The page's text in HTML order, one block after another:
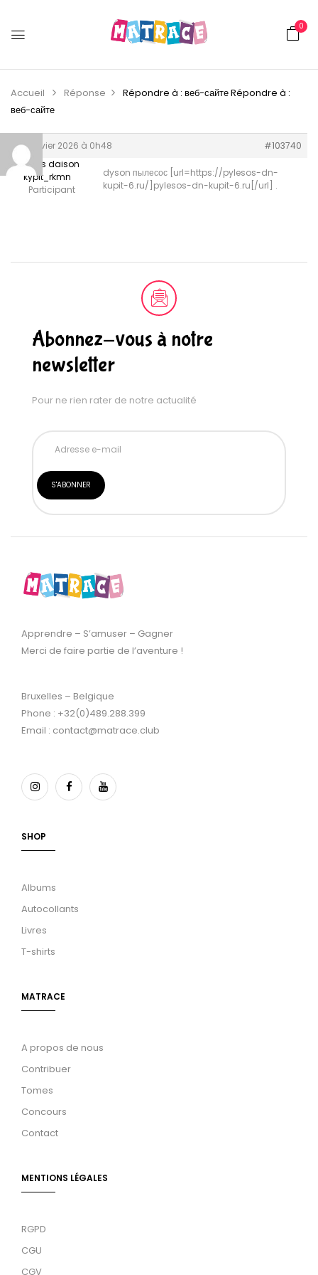
0
Accueil Réponse Répondre à : веб-сайтеRépondre à :
веб-сайте
31 janvier 2026 à 0h48
#103740
pilesos daison
kypit_rkmn
Participant
dyson пылесос [url=https://pylesos-dn-
kupit-6.ru/]pylesos-dn-kupit-6.ru[/url] .
Abonnez-vous à notre
newsletter
Pour ne rien rater de notre actualité
Apprendre – S’amuser – Gagner
Merci de faire partie de l’aventure !
Bruxelles – Belgique
Phone : +32(0)489.288.399
Email : contact@matrace.club
SHOP
Albums
Autocollants
Livres
T-shirts
MATRACE
A propos de nous
Contribuer
Tomes
Concours
Contact
MENTIONS LÉGALES
RGPD
CGU
CGV